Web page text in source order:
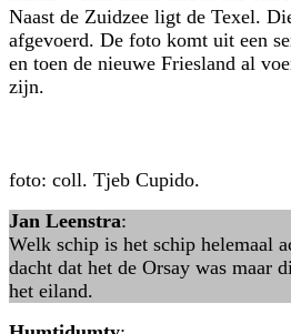
Naast de Zuidzee ligt de Texel.
afgevoerd. De foto komt uit een
en toen de nieuwe Friesland al
zijn.
foto: coll. Tjeb Cupido.
Jan Leenstra:
Welk schip is het schip helemaal
dacht dat het de Orsay was maar
het eiland.